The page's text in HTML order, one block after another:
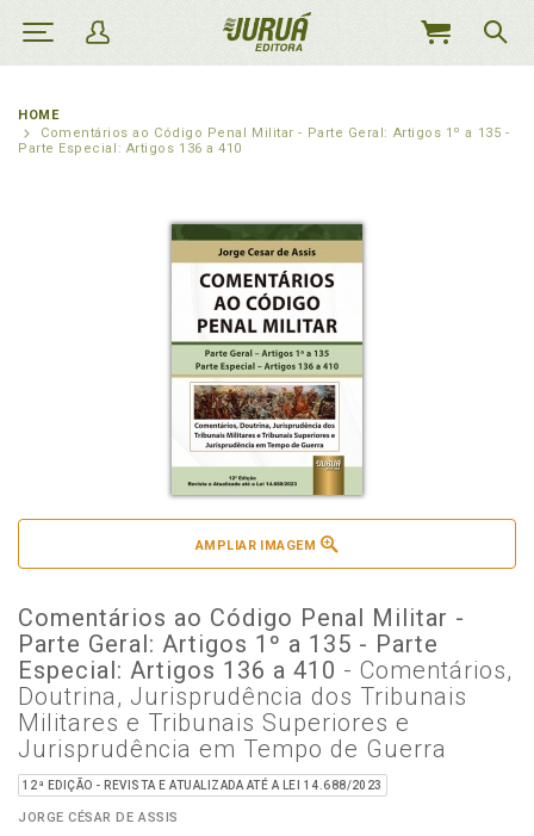
MEU
HOME
Comentários ao Código Penal Militar - Parte Geral: Artigos 1º a 135 -
Parte Especial: Artigos 136 a 410
AMPLIAR IMAGEM
Comentários ao Código Penal Militar -
Parte Geral: Artigos 1º a 135 - Parte
Especial: Artigos 136 a 410 - Comentários,
Doutrina, Jurisprudência dos Tribunais
Militares e Tribunais Superiores e
Jurisprudência em Tempo de Guerra
12ª EDIÇÃO - REVISTA E ATUALIZADA ATÉ A LEI 14.688/2023
JORGE CÉSAR DE ASSIS